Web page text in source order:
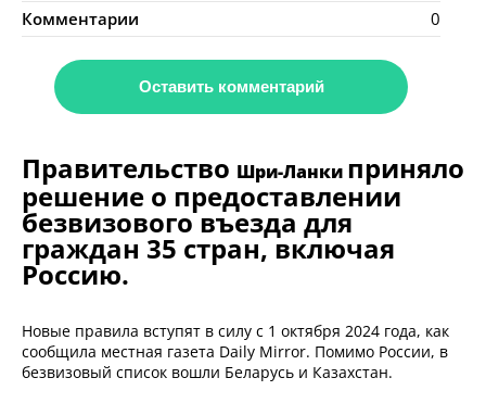
Комментарии
0
Оставить комментарий
Правительство Шри-Ланки приняло
решение о предоставлении
безвизового въезда для
граждан 35 стран, включая
Россию.
Новые правила вступят в силу с 1 октября 2024 года, как
сообщила местная газета Daily Mirror. Помимо России, в
безвизовый список вошли Беларусь и Казахстан.